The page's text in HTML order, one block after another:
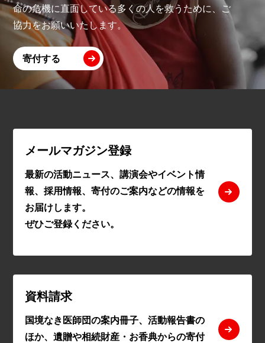
命の危機に直面している多くの人を救うために、ご
協力をお願いいたします。
寄付する
メールマガジン登録
最新の活動ニュース、講演会やイベント情
報、採用情報、寄付のご案内などの情報を
お届けします。
ぜひご登録ください。
資料請求
国境なき医師団の案内冊子、活動報告書の
ほか、遺贈や相続財産・お香典からの寄付